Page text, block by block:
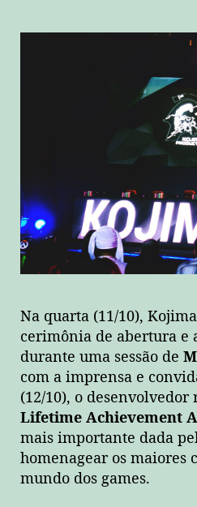
Na quarta (11/10),
cerimônia de abertura e
durante uma sessão de
com a imprensa e
(12/10), o
Lifetime Achievement
mais importante dada
homenagear os maiores
mundo dos games.